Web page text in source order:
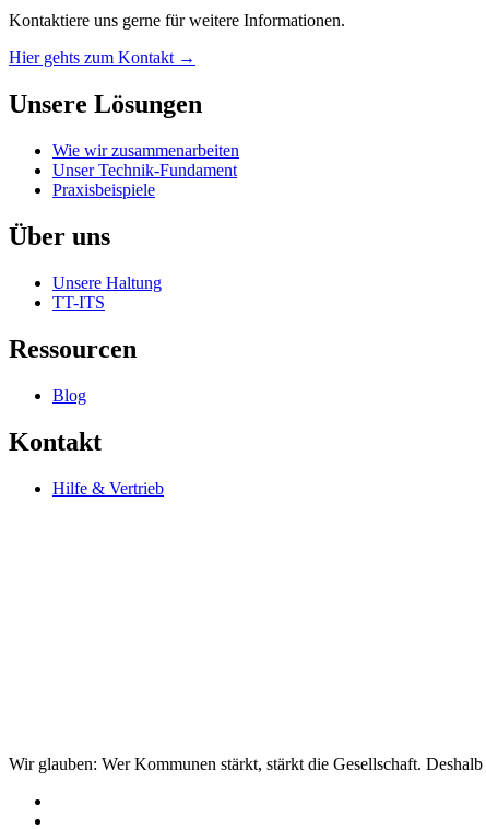
Kontaktiere uns gerne für weitere Informationen.
Hier gehts zum Kontakt →
Unsere Lösungen
Wie wir zusammenarbeiten
Unser Technik-Fundament
Praxisbeispiele
Über uns
Unsere Haltung
TT-ITS
Ressourcen
Blog
Kontakt
Hilfe & Vertrieb
Wir glauben: Wer Kommunen stärkt, stärkt die Gesellschaft.